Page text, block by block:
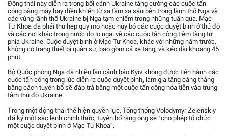
Động thái này diễn ra trong bối cảnh Ukraine tăng cường các cuộc tấn
công bằng máy bay điều khiển từ xa tầm xa sâu bên trong lãnh thổ Nga và
các vùng lãnh thổ Ukraine bị Nga tạm chiếm trong những tuần qua. Mạc
Tư Khoa đã phải thu hẹp quy mô hoặc hủy bỏ các cuộc duyệt binh ở thủ đô
và các nơi khác trong nước do lo ngại về các cuộc tấn công tiềm tàng từ
phía Ukraine. Cuộc duyệt binh ở Mạc Tư Khoa, khác với những năm trước,
không có trang thiết bị quân sự, bao gồm cả xe tăng, và kéo dài khoảng 45
phút.
Bộ Quốc phòng Nga đã nhiều lần cảnh báo Kyiv không được tiến hành các
cuộc tấn công trong lúc diễn ra cuộc duyệt binh, làm gia tăng căng thẳng
bằng cách tuyên bố sẽ đáp trả bằng một cuộc tấn công hỏa tiễn vào trung
tâm thủ đô Ukraine.
Trong một động thái thể hiện quyền lực, Tổng thống Volodymyr Zelenskiy
đã ký một sắc lệnh chính thức, tuyên bố rằng ông sẽ “cho phép tổ chức
một cuộc duyệt binh ở Mạc Tư Khoa”.